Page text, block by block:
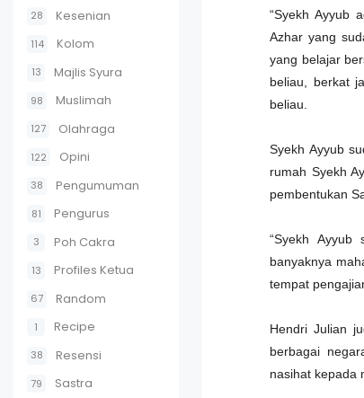
28 Kesenian
114 Kolom
13 Majlis Syura
98 Muslimah
127 Olahraga
122 Opini
38 Pengumuman
81 Pengurus
3 Poh Cakra
13 Profiles Ketua
67 Random
1 Recipe
38 Resensi
79 Sastra
“Syekh Ayyub
Azhar yang
yang belajar
beliau, berkat
beliau.
Syekh Ayyub
rumah Syekh
pembentukan
“Syekh
banyaknya
tempat
Hendri Julian
berbagai
nasihat kepada